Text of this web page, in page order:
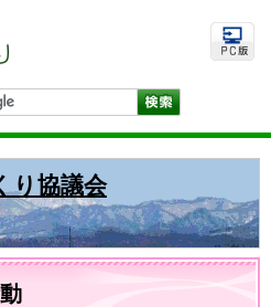
り協議会